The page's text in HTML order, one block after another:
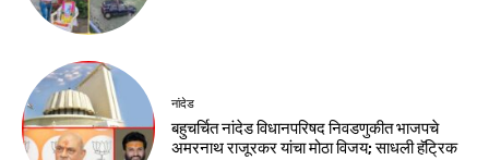
नांदेड
बहुचर्चित नांदेड विधानपरिषद निवडणुकीत भाजपचे
अमरनाथ राजूरकर यांचा मोठा विजय; साधली हॅट्रिक